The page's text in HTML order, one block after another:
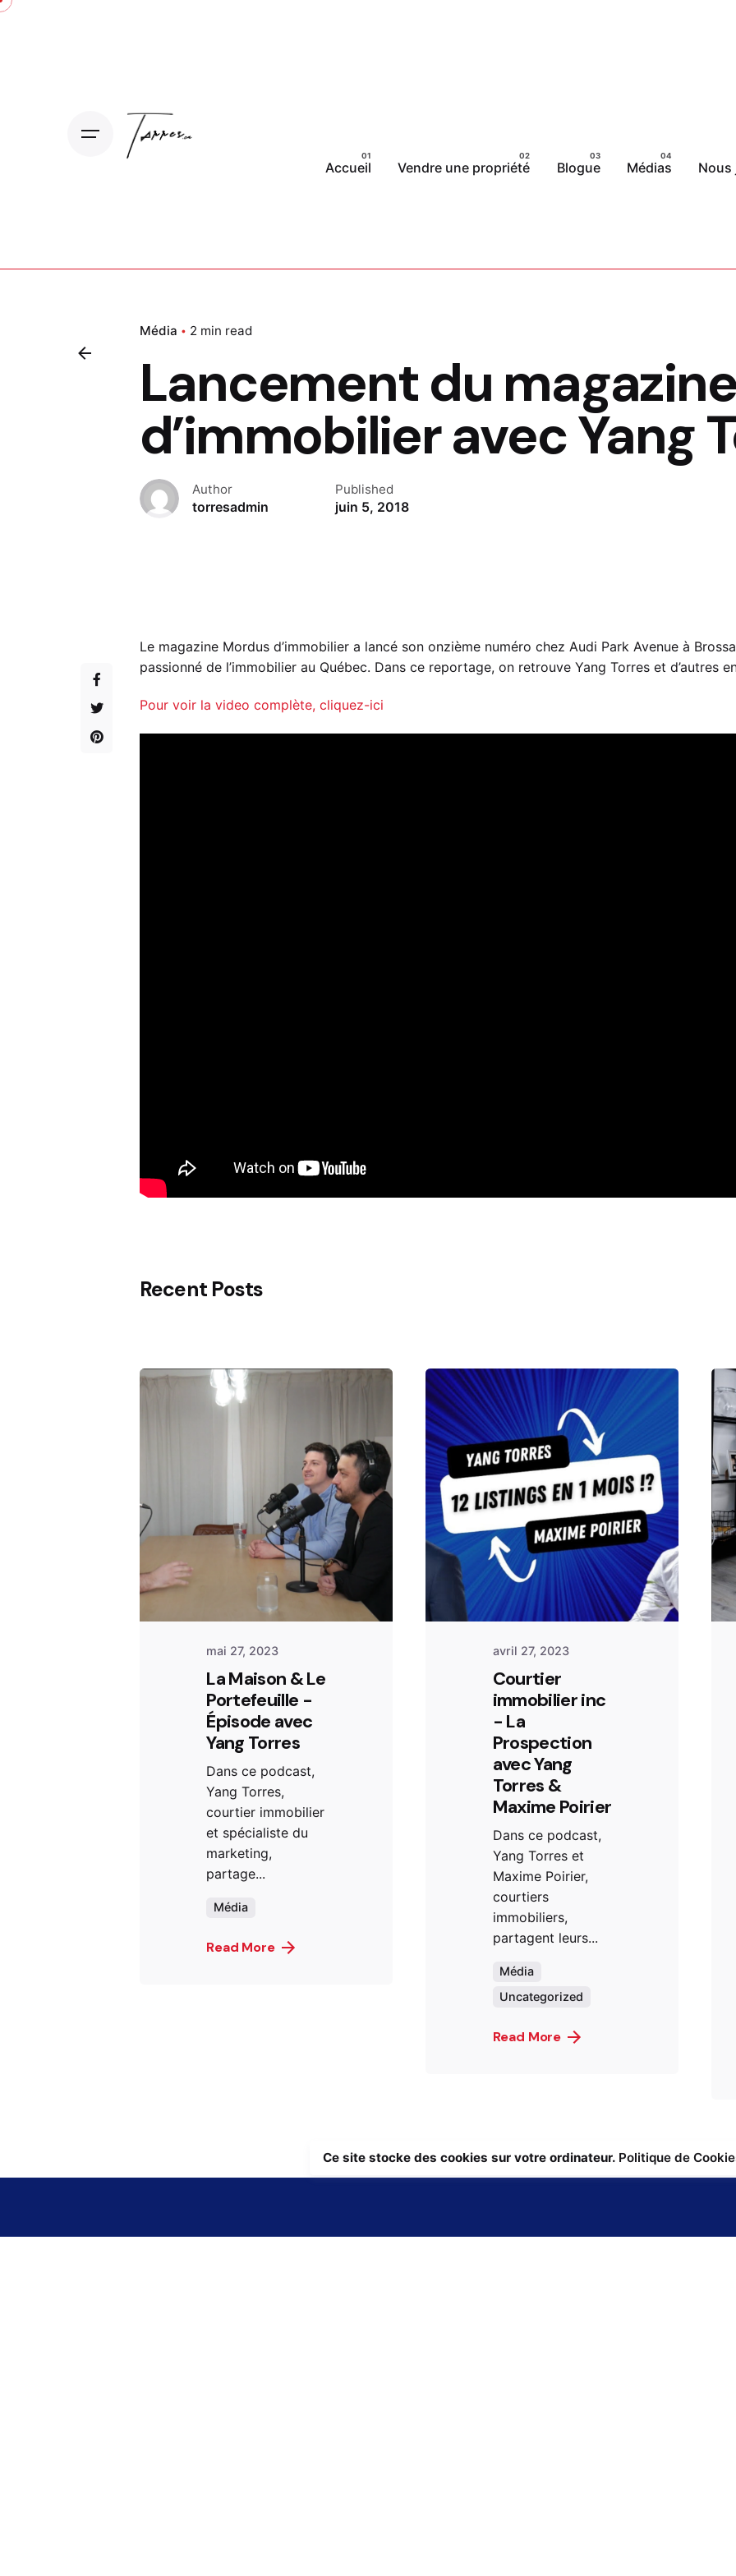
Skip
Accueil Vendre une propriété Blogue Médias Nous
Média 2 min read
Lancement du
d’immobilier avec Yang
Author
torresadmin
Published
juin 5, 2018
Le magazine Mordus d’immobilier a lancé son onzième numéro chez Audi Park Avenue à
passionné de l’immobilier au Québec. Dans ce reportage, on retrouve Yang Torres et d’autres
Pour voir la video complète, cliquez-ici
Recent Posts
mai 27, 2023
La Maison & Le
Portefeuille -
Épisode avec
Yang Torres
Dans ce podcast,
Yang Torres,
courtier immobilier
et spécialiste du
marketing,
partage...
Média
Read More
avril 27, 2023
Courtier
immobilier inc
- La
Prospection
avec Yang
Torres &
Maxime Poirier
Dans ce podcast,
Yang Torres et
Maxime Poirier,
courtiers
immobiliers,
partagent leurs...
Média
Uncategorized
Read More
Ce site stocke des cookies sur votre ordinateur. Politique de